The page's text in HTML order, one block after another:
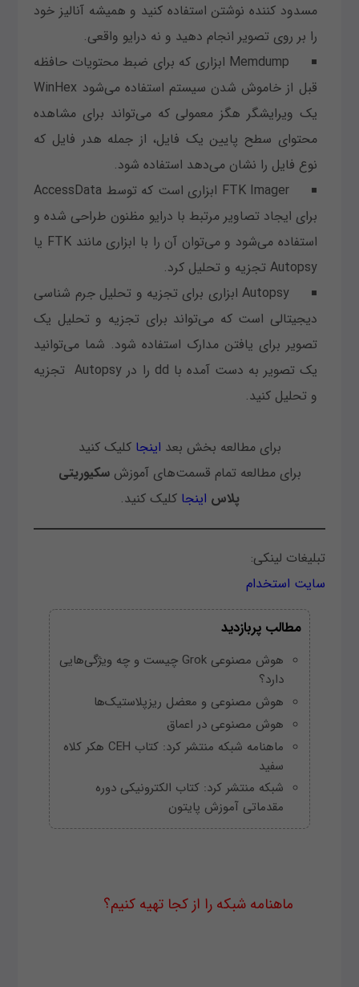
مسدود کننده نوشتن استفاده کنید و همیشه آنالیز خود
را بر روی تصویر انجام دهید و نه درایو واقعی.
Memdump ابزاری که برای ضبط محتویات حافظه
قبل از خاموش شدن سیستم استفاده می‌شود WinHex
یک ویرایشگر هگز معمولی که می‌تواند برای مشاهده
محتوای سطح پایین یک فایل، از جمله هدر فایل که
نوع فایل را نشان می‌دهد استفاده شود.
FTK Imager ابزاری است که توسط AccessData
برای ایجاد تصاویر مرتبط با درایو مظنون طراحی شده و
استفاده می‌شود و می‌توان آن را با ابزاری مانند FTK یا
Autopsy تجزیه و تحلیل کرد.
Autopsy ابزاری برای تجزیه و تحلیل جرم شناسی
دیجیتالی است که می‌تواند برای تجزیه و تحلیل یک
تصویر برای یافتن مدارک استفاده شود. شما می‌توانید
یک تصویر به دست آمده با dd را در Autopsy تجزیه
و تحلیل کنید.
برای مطالعه بخش بعد اینجاکلیک کنید
برای مطالعه تمام قسمت‌های آموزش سکیوریتی
پلاس اینجاکلیک کنید.
تبلیغات لینکی:
سایت استخدام
مطالب پربازدید
هوش مصنوعی Grok چیست و چه ویژگی‌هایی
دارد؟
هوش مصنوعی و معضل ریزپلاستیک‌ها
هوش مصنوعی در اعماق
ماهنامه شبکه منتشر کرد: کتاب CEH هکر کلاه
سفید
شبکه منتشر کرد: کتاب الکترونیکی دوره
مقدماتی آموزش پایتون
ماهنامه شبکه را از کجا تهیه کنیم؟